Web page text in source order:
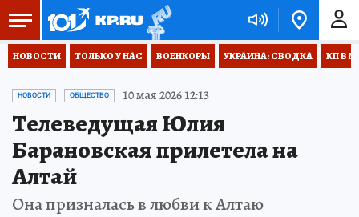
НОВОСТИ ТОЛЬКО У НАС ВОЕНКОРЫ УКРАИНА: СВОДКА КП В
НОВОСТИ ОБЩЕСТВО 10 мая 2026 12:13
Телеведущая Юлия
Барановская прилетела на
Алтай
Она призналась в любви к Алтаю